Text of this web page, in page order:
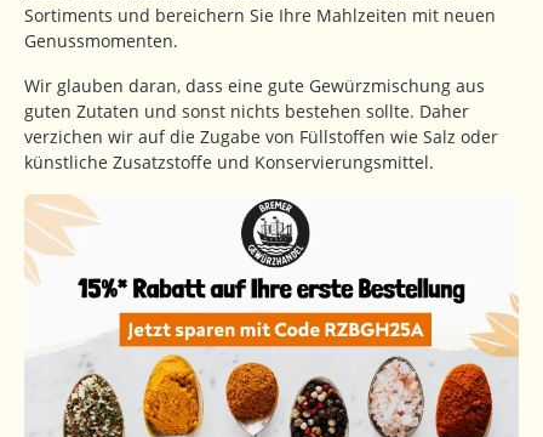
Sortiments und bereichern Sie Ihre Mahlzeiten mit neuen
Genussmomenten.
Wir glauben daran, dass eine gute Gewürzmischung aus
guten Zutaten und sonst nichts bestehen sollte. Daher
verzichen wir auf die Zugabe von Füllstoffen wie Salz oder
künstliche Zusatzstoffe und Konservierungsmittel.